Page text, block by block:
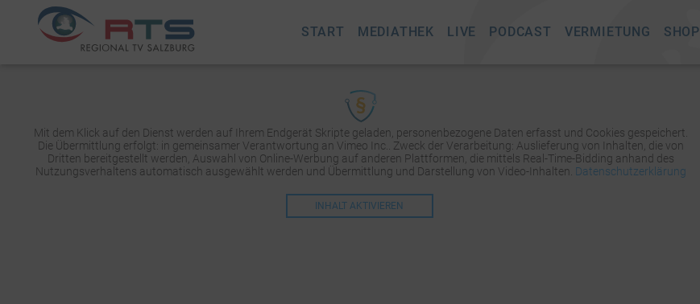
START MEDIATHEK LIVE PODCAST VERMIETUNG SHOP
Mit dem Klick auf den Dienst werden auf Ihrem Endgerät Skripte geladen, personenbezogene Daten erfasst und Cookies gespeichert.
Die Übermittlung erfolgt: in gemeinsamer Verantwortung an Vimeo Inc.. Zweck der Verarbeitung: Auslieferung von Inhalten, die von
Dritten bereitgestellt werden, Auswahl von Online-Werbung auf anderen Plattformen, die mittels Real-Time-Bidding anhand des
Nutzungsverhaltens automatisch ausgewählt werden und Übermittlung und Darstellung von Video-Inhalten. Datenschutzerklärung
INHALT AKTIVIEREN